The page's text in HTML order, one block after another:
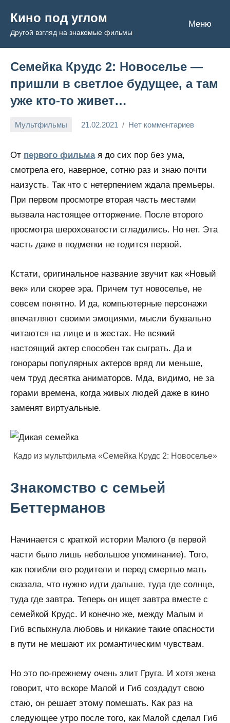
содержимому
Кино под углом
Другой взгляд на знакомые фильмы
Меню
Семейка Крудс 2: Новоселье —
пришли в светлое будущее, а там
уже кто-то живет…
Мультфильмы 21.02.2021
Admin
Нет комментариев
От первого фильмая до сих пор без ума,
смотрела его, наверное, сотню раз и знаю почти
наизусть. Так что с нетерпением ждала премьеры.
При первом просмотре вторая часть местами
вызвала настоящее отторжение. После второго
просмотра шероховатости сгладились. Но нет. Эта
часть даже в подметки не годится первой.
Кстати, оригинальное название звучит как «Новый
век» или скорее эра. Причем тут новоселье, не
совсем понятно. И да, компьютерные персонажи
впечатляют своими эмоциями, мысли буквально
читаются на лице и в жестах. Не всякий
настоящий актер способен так сыграть. Да и
гонорары популярных актеров вряд ли меньше,
чем труд десятка аниматоров. Мда, видимо, не за
горами времена, когда живых людей даже в кино
заменят виртуальные.
Кадр из мультфильма «Семейка Крудс 2: Новоселье»
Знакомство с семьей
Беттерманов
Начинается с краткой истории Малого (в первой
части было лишь небольшое упоминание). Того,
как погибли его родители и перед смертью мать
сказала, что нужно идти дальше, туда где солнце,
туда где завтра. Теперь он ищет завтра вместе с
семейкой Крудс. И конечно же, между Малым и
Гиб вспыхнула любовь и никакие такие опасности
в пути не мешают их романтическим чувствам.
Но это по-прежнему очень злит Груга. И хотя жена
говорит, что вскоре Малой и Гиб создадут свою
стаю, он решает этому помешать. Как раз на
следующее утро после того, как Малой сделал Гиб